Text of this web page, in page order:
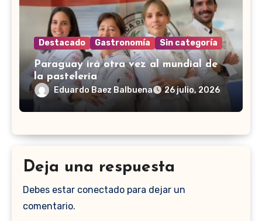
Destacado Gastronomía Sin categoría
Paraguay irá otra vez al mundial de
la pastelería
Eduardo Baez Balbuena 26 julio, 2026
Deja una respuesta
Debes estar conectado para dejar un
comentario.